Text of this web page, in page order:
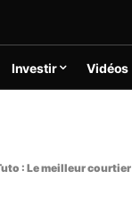
Investir Vidéos
: Le meilleur courtier